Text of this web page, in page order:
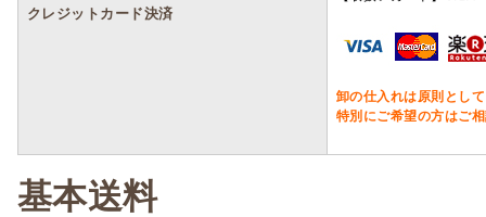
クレジットカード決済
卸の仕入れは原則とし
特別にご希望の方はご
基本送料